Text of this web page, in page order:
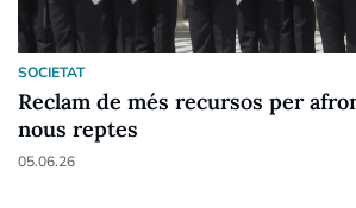
SOCIETAT
Reclam de més recursos per
nous reptes
05.06.26